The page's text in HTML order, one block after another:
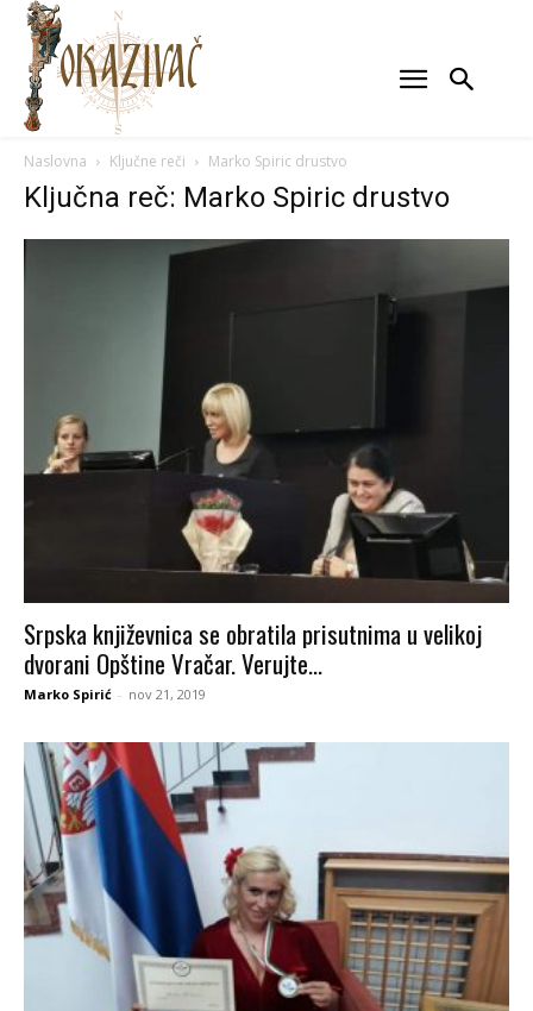
Naslovna Ključne reči Marko Spiric drustvo
Ključna reč: Marko Spiric drustvo
Srpska književnica se obratila prisutnima u velikoj
dvorani Opštine Vračar. Verujte...
Marko Spirić - nov 21, 2019